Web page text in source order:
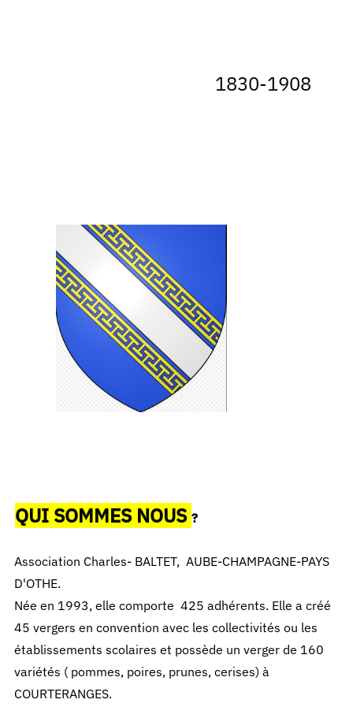
1830-1908
QUI SOMMES NOUS ?
Association Charles- BALTET, AUBE-CHAMPAGNE-PAYS
D'OTHE.
Née en 1993, elle comporte 425 adhérents. Elle a créé
45 vergers en convention avec les collectivités ou les
établissements scolaires et possède un verger de 160
variétés ( pommes, poires, prunes, cerises) à
COURTERANGES.